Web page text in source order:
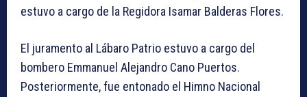
estuvo a cargo de la Regidora Isamar Balderas Flores.
El juramento al Lábaro Patrio estuvo a cargo del
bombero Emmanuel Alejandro Cano Puertos.
Posteriormente, fue entonado el Himno Nacional